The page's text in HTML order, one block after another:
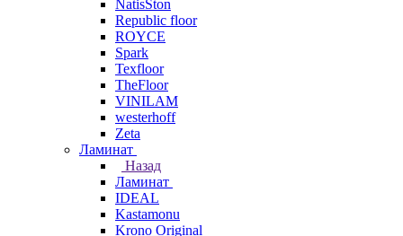
NatisSton
Republic floor
ROYCE
Spark
Texfloor
TheFloor
VINILAM
westerhoff
Zeta
Ламинат
Назад
Ламинат
IDEAL
Kastamonu
Krono Original